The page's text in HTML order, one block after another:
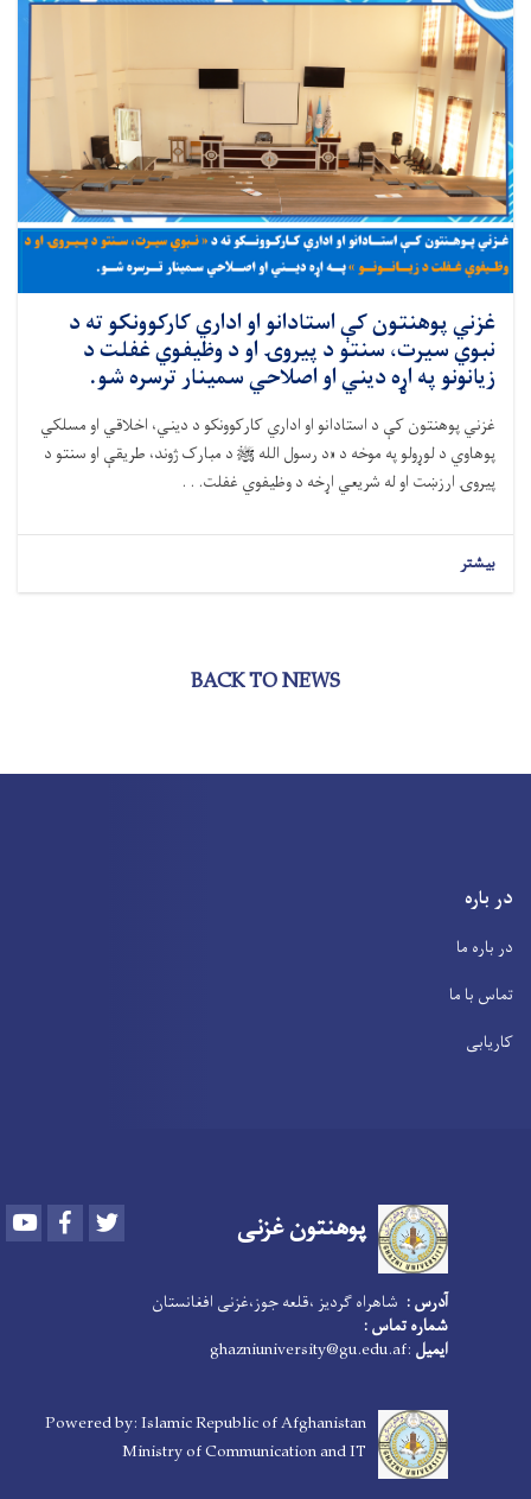
غزني پوهنتون کې استادانو او اداري کارکوونکو ته د
نبوي سیرت، سنتو د پیروۍ او د وظیفوي غفلت د
زیانونو په اړه دیني او اصلاحي سمینار ترسره شو.
غزني پوهنتون کې د استادانو او اداري کارکوونکو د دیني، اخلاقي او مسلکي
پوهاوي د لوړولو په موخه د «د رسول الله ﷺ د مبارک ژوند، طریقې او سنتو د
پیروۍ ارزښت او له شریعي اړخه د وظیفوي غفلت. . .
بیشتر
BACK TO NEWS
در باره
در باره ما
تماس با ما
کاریابی
پوهنتونغزنی Youtube Facebook
آدرس : شاهراه گردیز ،قلعه جوز،غزنی افغانستان
شماره تماس :
ایمیل :ghazniuniversity@gu.edu.af
Powered by: Islamic Republic of Afghanistan
Ministry of Communication and IT